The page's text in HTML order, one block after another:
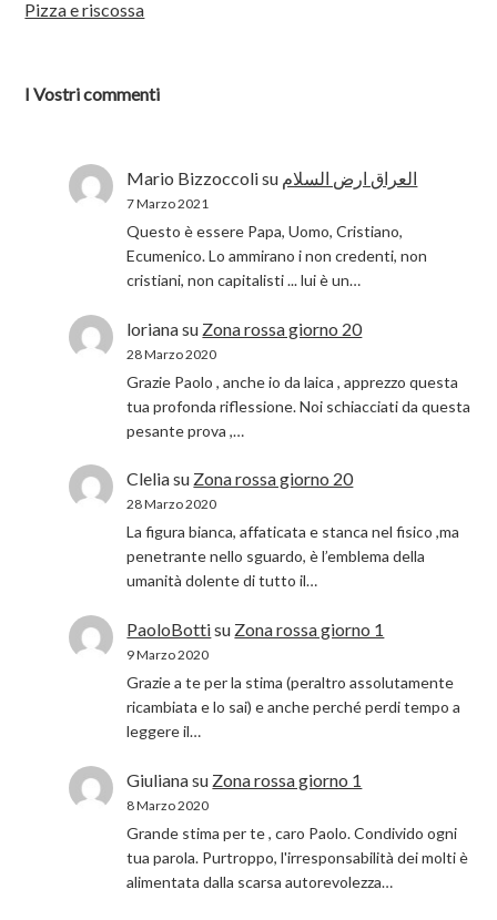
Pizza e riscossa
I Vostri commenti
Mario Bizzoccolisu العراق ارض السلام
7 Marzo 2021
Questo è essere Papa, Uomo, Cristiano,
Ecumenico. Lo ammirano i non credenti, non
cristiani, non capitalisti ... lui è un…
lorianasu Zona rossa giorno 20
28 Marzo 2020
Grazie Paolo , anche io da laica , apprezzo questa
tua profonda riflessione. Noi schiacciati da questa
pesante prova ,…
Cleliasu Zona rossa giorno 20
28 Marzo 2020
La figura bianca, affaticata e stanca nel fisico ,ma
penetrante nello sguardo, è l’emblema della
umanità dolente di tutto il…
PaoloBottisu Zona rossa giorno 1
9 Marzo 2020
Grazie a te per la stima (peraltro assolutamente
ricambiata e lo sai) e anche perché perdi tempo a
leggere il…
Giulianasu Zona rossa giorno 1
8 Marzo 2020
Grande stima per te , caro Paolo. Condivido ogni
tua parola. Purtroppo, l'irresponsabilità dei molti è
alimentata dalla scarsa autorevolezza…